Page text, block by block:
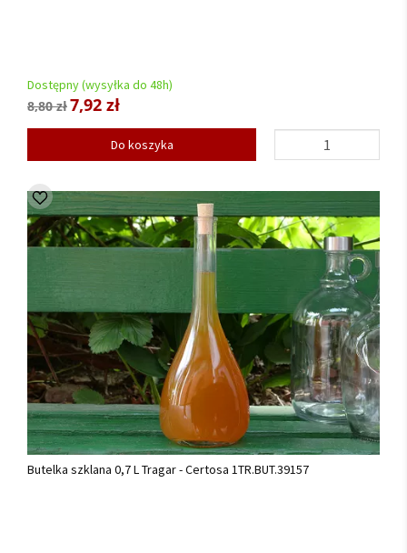
Dostępny (wysyłka do 48h)
8,80 zł7,92 zł
Do koszyka
Butelka szklana 0,7 L Tragar - Certosa 1TR.BUT.39157